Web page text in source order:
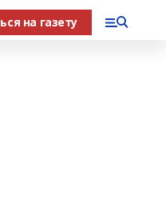
на газету